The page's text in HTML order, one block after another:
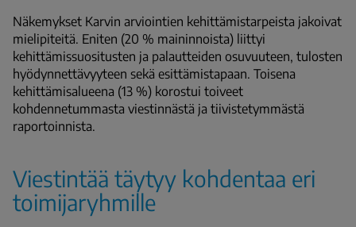
Näkemykset Karvin arviointien kehittämistarpeista jakoivat
mielipiteitä. Eniten (20 % maininnoista) liittyi
kehittämissuositusten ja palautteiden osuvuuteen, tulosten
hyödynnettävyyteen sekä esittämistapaan. Toisena
kehittämisalueena (13 %) korostui toiveet
kohdennetummasta viestinnästä ja tiivistetymmästä
raportoinnista.
Viestintää täytyy kohdentaa eri
toimijaryhmille